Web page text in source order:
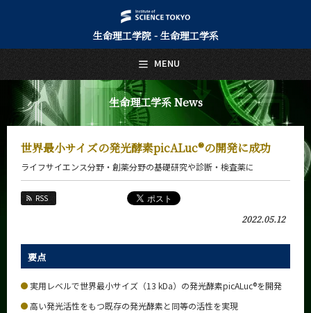
生命理工学院 - 生命理工学系
生命理工学系 News
世界最小サイズの発光酵素picALuc®の開発に成功
ライフサイエンス分野・創薬分野の基礎研究や診断・検査薬に
RSS
2022.05.12
要点
実用レベルで世界最小サイズ（13 kDa）の発光酵素picALuc®を開発
高い発光活性をもつ既存の発光酵素と同等の活性を実現
MENU
日本語 English
トップページ
Top Page
生命理工学系について
About Us
Education
教員・研究室
Faculty and Laboratories
Future
入学案内
Admissions
生命理工学系 News